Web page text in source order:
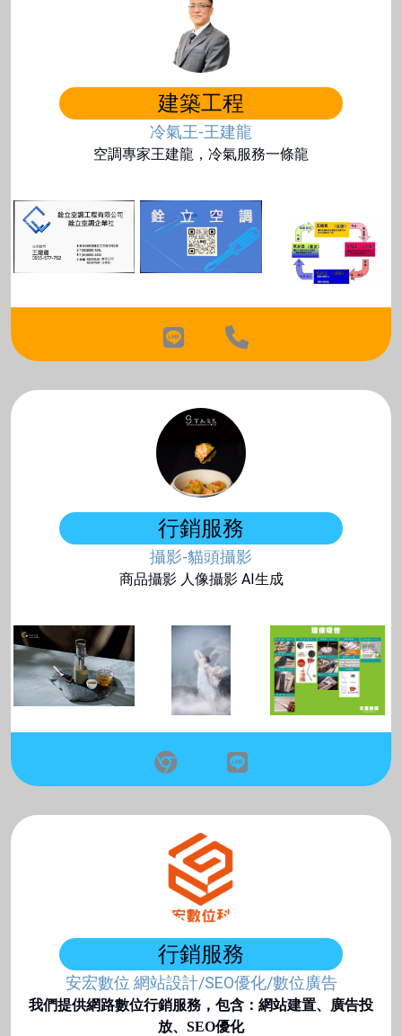
建築工程
冷氣王-王建龍
空調專家王建龍，冷氣服務一條龍
行銷服務
攝影-貓頭攝影
商品攝影 人像攝影 AI生成
行銷服務
安宏數位 網站設計/SEO優化/數位廣告
我們提供網路數位行銷服務，包含：網站建置、廣告投
放、SEO優化